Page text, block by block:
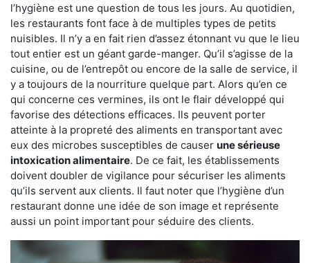
l’hygiène est une question de tous les jours. Au quotidien,
les restaurants font face à de multiples types de petits
nuisibles. Il n’y a en fait rien d’assez étonnant vu que le lieu
tout entier est un géant garde-manger. Qu’il s’agisse de la
cuisine, ou de l’entrepôt ou encore de la salle de service, il
y a toujours de la nourriture quelque part. Alors qu’en ce
qui concerne ces vermines, ils ont le flair développé qui
favorise des détections efficaces. Ils peuvent porter
atteinte à la propreté des aliments en transportant avec
eux des microbes susceptibles de causer une sérieuse
intoxication alimentaire. De ce fait, les établissements
doivent doubler de vigilance pour sécuriser les aliments
qu’ils servent aux clients. Il faut noter que l’hygiène d’un
restaurant donne une idée de son image et représente
aussi un point important pour séduire des clients.